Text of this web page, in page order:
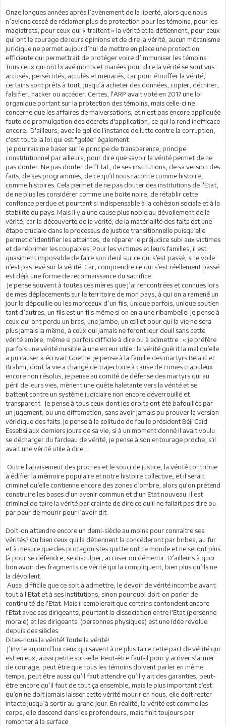
Onze longues années après l’avènement de la liberté, alors que nous
n’avions cessé de réclamer plus de protection pour les témoins, pour les
magistrats, pour ceux qui « traitent » la vérité et la détiennent, pour ceux
qui ont le courage de leurs opinions et de dire la vérité, aucun mécanisme
juridique ne permet aujourd’hui de mettre en place une protection
efficiente qui permettrait de protéger voire d’immuniser les témoins.
Tous ceux qui ont bravé monts et marées pour dire la vérité se sont vus
accusés, persécutés, acculés et menacés, car pour étouffer la vérité,
certains sont prêts à tout, jusqu’à acheter des données, copier, déchirer,
falsifier, hacker ou accéder. Certes, l'ARP avait voté en 2017 une loi
organique portant sur la protection des témoins, mais celle-ci ne
concerne que les affaires de malversations, et n'est pas encore appliquée
faute de promulgation des décrets d'application, ce qui la rend inefficace
encore. D'ailleurs, avec le gel de l'instance de lutte contre la corruption,
c'est toute la loi qui est "gelée" également.
Je pourrais me baser sur le principe de transparence, principe
constitutionnel par ailleurs, pour dire que savoir la vérité permet de ne
pas douter. Ne pas douter de l’Etat, de ses institutions, de sa version des
faits, de ses programmes, de ce qu’il nous raconte comme histoire,
comme histoires. Cela permet de ne pas douter des institutions de l'Etat,
de ne plus les considérer comme une boite noire, de rétablir cette
confiance perdue et pourtant si indispensable à la cohésion sociale et à la
stabilité du pays. Mais il y a une cause plus noble au dévoilement de la
vérité, car la découverte de la vérité, de la matérialité des faits est une
étape cruciale dans le processus de justice transitionnelle puisqu’elle
permet d’identifier les atteintes, de réparer le préjudice subi aux victimes
et de réprimer les coupables. Pour les victimes et leurs familles, il est
quasiment impossible de faire son deuil sur ce qui s’est passé, si le voile
n’est pas levé sur la vérité. Car, comprendre ce qui s’est réellement passé
est déjà une forme de reconnaissance du sacrifice.
Je pense souvent à toutes ces mères que j’ai rencontrées et connues lors
de mes déplacements sur le territoire de mon pays, à qui on a ramené un
jour la dépouille ou les morceaux d’un fils, unique parfois, unique soutien
tant d’autres, un fils est un fils même si on en a une ribambelle. Je pense à
ceux qui ont perdu un bras, une jambe, un œil et pour qui la vie ne sera
plus jamais la même, à ceux qui jamais ne feront leur deuil sans cette
vérité amère, même si parfois difficile à dire ou à admettre : « je préfère
parfois une vérité nuisible à une erreur utile : la vérité guérit la mal qu’elle
a pu causer » écrivait Goethe. Je pense à la famille des martyrs Belaid et
Brahmi, dont la vie a changé de trajectoire à cause de crimes crapuleux
encore non résolus, je pense au comité de défense des martyrs qui au
péril de leurs vies, mènent une quête haletante vers la vérité et se
battent contre un système judiciaire non encore déverrouillé et
transparent. Je pense à tous ceux dont les droits ont été bafouillés par
un jugement, ou une diffamation, sans avoir jamais pu prouver la version
véridique des faits. Je pense à la solitude de feu le président Béji Caïd
Essebsi aux derniers jours de sa vie, si à un moment donné il avait voulu
se décharger du fardeau de vérité, je pense à son entourage proche, s'il
avait une vérité utile à dire…
Outre l'apaisement des proches et le souci de justice, la vérité contribue
à édifier la mémoire populaire et notre histoire collective, et il serait
criminel qu’elle contienne encore des zones d’ombre, alors qu'on prétend
construire les bases d'un avenir commun et d'un Etat nouveau. Il est
criminel de taire la vérité par crainte de dire ce qu'il ne fallait pas dire ou
par peur de mourir pour l’avoir dit.
Doit-on attendre encore un demi-siècle au moins pour connaitre ses
vérités? Ou bien ceux qui la détiennent la concéderont par bribes, au fur
et à mesure que des protagonistes quitteront ce monde et ne seront plus
là pour se défendre, se disculper, accuser ou démentir. D’ailleurs à quoi
bon avoir des fragments de vérité qui la compliquent, bien plus qu’ils ne
la dévoilent.
Aussi difficile que ce soit à admettre, le devoir de vérité incombe avant
tout à l'Etat et à ses institutions, sinon pourquoi doit-on parler de
continuité de l'Etat. Mais il semblerait que certains confondent encore
l'Etat avec ses dirigeants, pourtant la dissociation entre l'Etat (personne
morale) et les dirigeants (personnes physiques) est une idée révolue
depuis des siècles.
Dites-nous la vérité! Toute la vérité!
J’invite aujourd’hui ceux qui savent à ne plus taire cette part de vérité qui
est en eux, aussi petite soit-elle. Peut-être faut-il pour y arriver s’armer
de courage, peut être que tous les témoins doivent parler en même
temps, peut être aussi qu’il faut attendre qu’il y ait des garanties, peut-
être encore qu’il faut de tout ça ensemble, mais le plus important c’est
qu’on ne doit jamais laisser cette vérité mourir en nous, elle doit rester
intacte jusqu’à sortir au grand jour. En réalité, la vérité est comme les
corps, elle descend dans les profondeurs, mais finit toujours par
remonter à la surface.